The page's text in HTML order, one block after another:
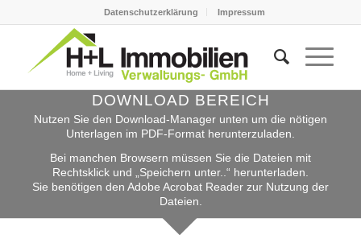
Datenschutzerklärung Impressum
DOWNLOAD BEREICH
Nutzen Sie den Download-Manager unten um die nötigen
Unterlagen im PDF-Format herunterzuladen.
Bei manchen Browsern müssen Sie die Dateien mit
Rechtsklick und „Speichern unter..“ herunterladen.
Sie benötigen den Adobe Acrobat Reader zur Nutzung der
Dateien.